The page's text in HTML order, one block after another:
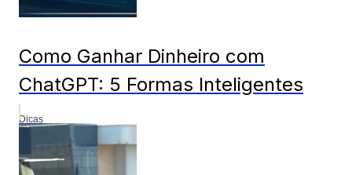
Como Ganhar Dinheiro com
ChatGPT: 5 Formas Inteligentes
Dicas